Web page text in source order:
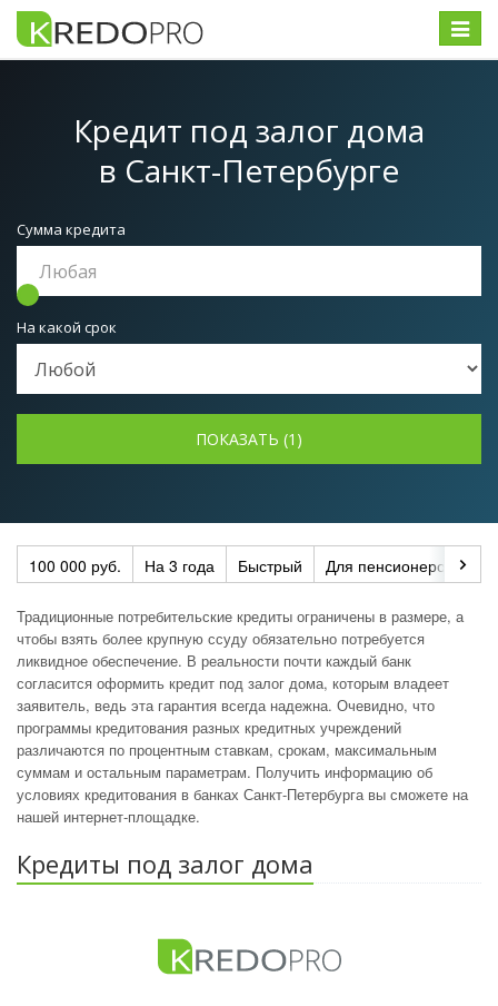
Меню
Кредит под залог дома
в Санкт-Петербурге
Сумма кредита
На какой срок
100 000 руб. На 3 года Быстрый Для пенсионеров
Традиционные потребительские кредиты ограничены в размере, а
чтобы взять более крупную ссуду обязательно потребуется
ликвидное обеспечение. В реальности почти каждый банк
согласится оформить кредит под залог дома, которым владеет
заявитель, ведь эта гарантия всегда надежна. Очевидно, что
программы кредитования разных кредитных учреждений
различаются по процентным ставкам, срокам, максимальным
суммам и остальным параметрам. Получить информацию об
условиях кредитования в банках Санкт-Петербурга вы сможете на
нашей интернет-площадке.
Кредиты под залог дома